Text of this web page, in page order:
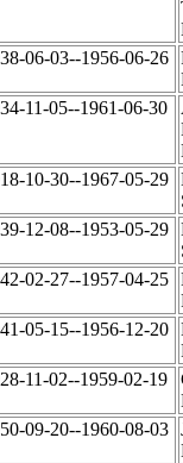
06-03--1956-06-26
11-05--1961-06-30
10-30--1967-05-29
12-08--1953-05-29
02-27--1957-04-25
05-15--1956-12-20
11-02--1959-02-19
09-20--1960-08-03